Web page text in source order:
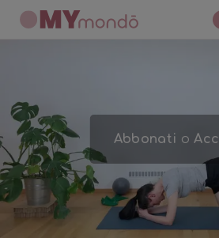
Abbonati o